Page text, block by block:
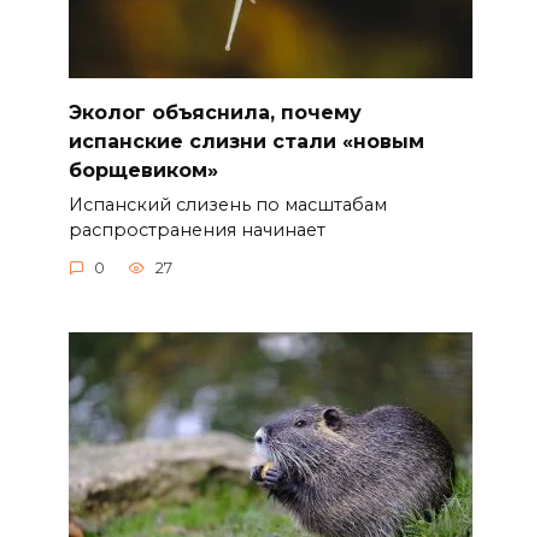
Эколог объяснила, почему
испанские слизни стали «новым
борщевиком»
Испанский слизень по масштабам
распространения начинает
0 27